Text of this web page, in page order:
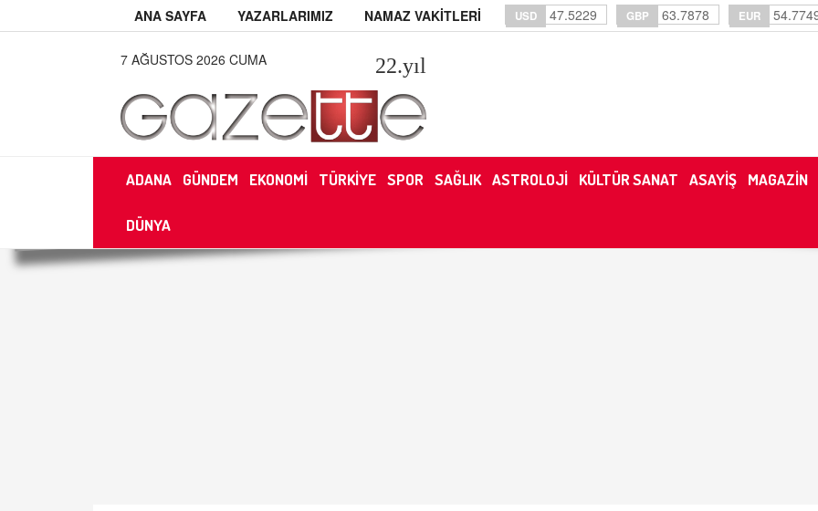
ANA SAYFA YAZARLARIMIZ NAMAZ VAKİTLERİ USD 47.5229 GBP 63.7878 EUR
7 AĞUSTOS 2026 CUMA 22.yıl
ADANA GÜNDEM EKONOMİ TÜRKİYE SPOR SAĞLIK ASTROLOJİ KÜLTÜR SANAT ASAYİŞ MAGAZİN
DÜNYA